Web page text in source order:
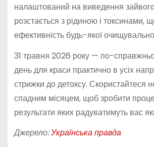
налаштований на виведення
розстається з рідиною і токсинами,
ефективність будь-якої
31 травня 2026 року — по-
день для краси практично в усіх
стрижки до детоксу. Скористайтеся
спадним місяцем, щоб зробити
результати яких радуватимуть вас
Джерело:Українська правда